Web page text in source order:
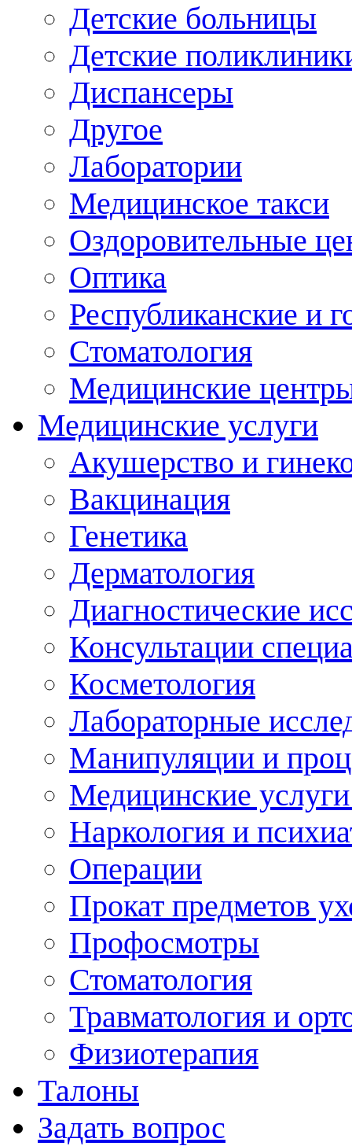
Детские больницы
Детские
Диспансеры
Другое
Лаборатории
Медицинское такси
Оздоровительные
Оптика
Республиканские и
Стоматология
Медицинские
Медицинские услуги
Акушерство и
Вакцинация
Генетика
Дерматология
Диагностические
Консультации
Косметология
Лабораторные
Манипуляции и
Медицинские
Наркология и
Операции
Прокат предметов
Профосмотры
Стоматология
Травматология и
Физиотерапия
Талоны
Задать вопрос